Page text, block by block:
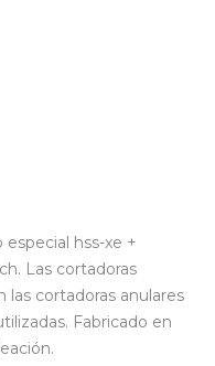
especial hss-xe +
Las cortadoras
las cortadoras anulares
Fabricado en